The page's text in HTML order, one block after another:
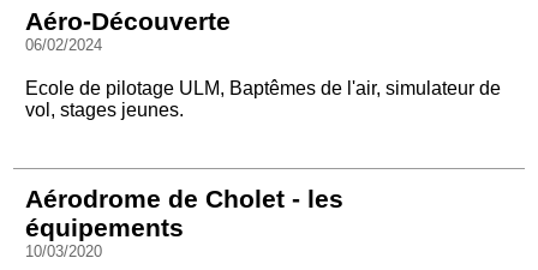
Aéro-Découverte
06/02/2024
Ecole de pilotage ULM, Baptêmes de l'air, simulateur de
vol, stages jeunes.
Aérodrome de Cholet - les
équipements
10/03/2020